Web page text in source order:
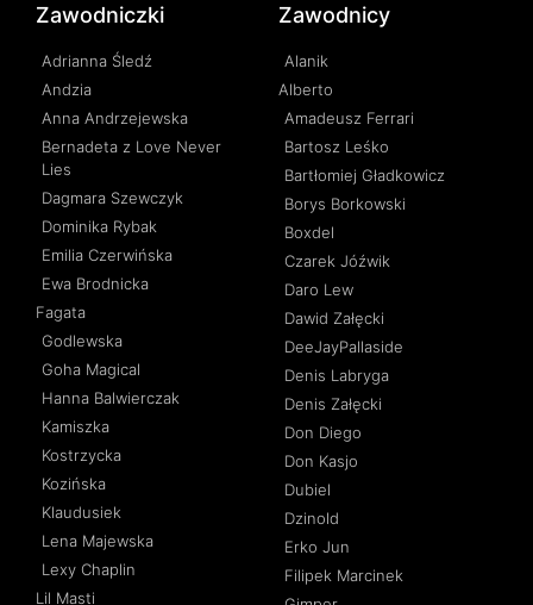
Zawodniczki
Adrianna Śledź
Andzia
Anna Andrzejewska
Bernadeta z Love Never
Lies
Dagmara Szewczyk
Dominika Rybak
Emilia Czerwińska
Ewa Brodnicka
Fagata
Godlewska
Goha Magical
Hanna Balwierczak
Kamiszka
Kostrzycka
Kozińska
Klaudusiek
Lena Majewska
Lexy Chaplin
Lil Masti
Zawodnicy
Alanik
Alberto
Amadeusz Ferrari
Bartosz Leśko
Bartłomiej Gładkowicz
Borys Borkowski
Boxdel
Czarek Jóźwik
Daro Lew
Dawid Załęcki
DeeJayPallaside
Denis Labryga
Denis Załęcki
Don Diego
Don Kasjo
Dubiel
Dzinold
Erko Jun
Filipek Marcinek